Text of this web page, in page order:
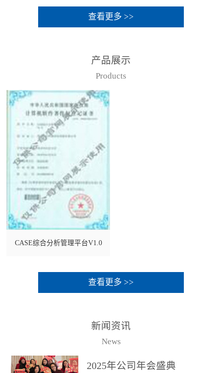
查看更多 >>
产品展示
Products
CASE综合分析管理平台V1.0
查看更多 >>
新闻资讯
News
2025年公司年会盛典